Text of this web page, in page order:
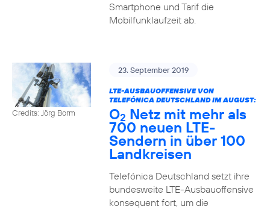
Smartphone und Tarif die
Mobilfunklaufzeit ab.
Credits: Jörg Borm
23. September 2019
LTE-AUSBAUOFFENSIVE VON
TELEFÓNICA DEUTSCHLAND IM AUGUST:
O2 Netz mit mehr als
700 neuen LTE-
Sendern in über 100
Landkreisen
Telefónica Deutschland setzt ihre
bundesweite LTE-Ausbauoffensive
konsequent fort, um die